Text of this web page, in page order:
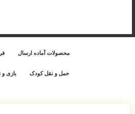
محصولات آماده ارسال
حمل‌ و نقل کودک بازی